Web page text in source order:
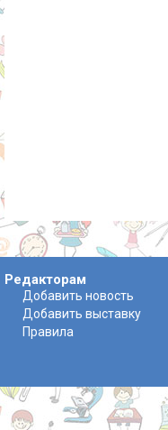
Редакторам
Добавить новость
Добавить выставку
Правила